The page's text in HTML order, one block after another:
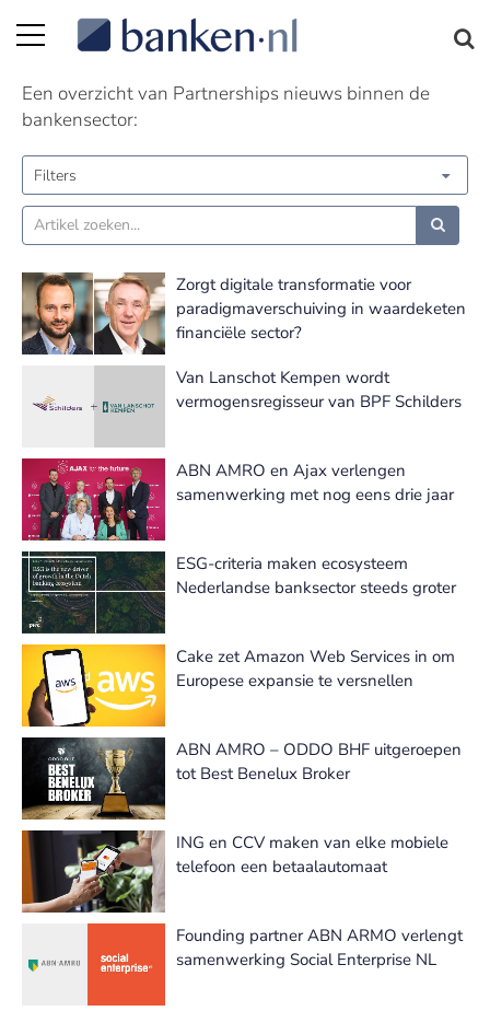
Partnerships nieuws | Pagina 6
Een overzicht van Partnerships nieuws binnen de
bankensector:
Filters
Zorgt digitale transformatie voor
paradigmaverschuiving in waardeketen
financiële sector?
Van Lanschot Kempen wordt
vermogensregisseur van BPF Schilders
ABN AMRO en Ajax verlengen
samenwerking met nog eens drie jaar
ESG-criteria maken ecosysteem
Nederlandse banksector steeds groter
Cake zet Amazon Web Services in om
Europese expansie te versnellen
ABN AMRO – ODDO BHF uitgeroepen
tot Best Benelux Broker
ING en CCV maken van elke mobiele
telefoon een betaalautomaat
Founding partner ABN ARMO verlengt
samenwerking Social Enterprise NL